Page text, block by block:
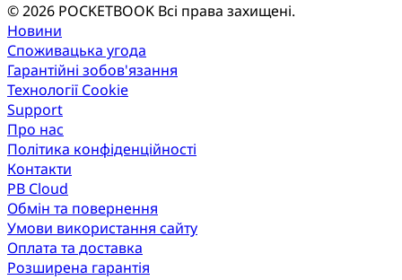
© 2026 POCKETBOOK Всі права захищені.
Новини
Споживацька угода
Гарантійні зобов'язання
Технології Cookie
Support
Про нас
Політика конфіденційності
Контакти
PB Cloud
Обмін та повернення
Умови використання сайту
Оплата та доставка
Розширена гарантія